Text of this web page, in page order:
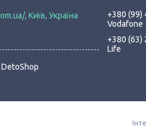
, Київ, Україна
DetoShop
+380 (99)
Vodafone
+380 (63)
Life